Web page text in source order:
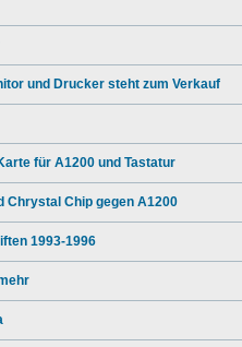
und Drucker steht zum Verkauf
für A1200 und Tastatur
Chrystal Chip gegen A1200
1993-1996